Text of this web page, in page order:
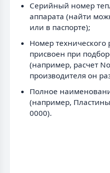
Серийный номер
аппарата (найти
или в паспорте);
Номер технического
присвоен при
(например, расчет
производителя он
Полное
(например, Пластины
0000).